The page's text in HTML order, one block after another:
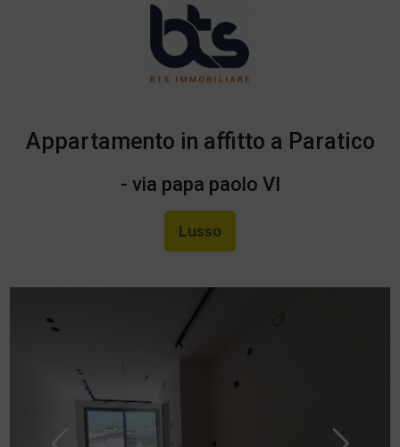
Appartamento in affitto a Paratico
- via papa paolo VI
Lusso